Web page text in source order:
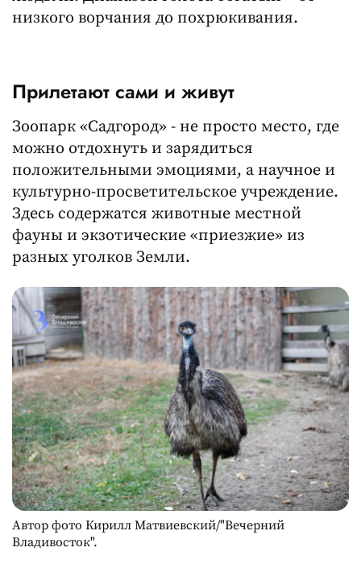
низкого ворчания до похрюкивания.
Прилетают сами и живут
Зоопарк «Садгород» - не просто место, где
можно отдохнуть и зарядиться
положительными эмоциями, а научное и
культурно-просветительское учреждение.
Здесь содержатся животные местной
фауны и экзотические «приезжие» из
разных уголков Земли.
Автор фото Кирилл Матвиевский/"Вечерний
Владивосток".